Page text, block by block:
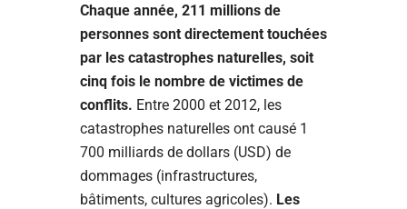
Chaque année, 211 millions de
personnes sont directement touchées
par les catastrophes naturelles, soit
cinq fois le nombre de victimes de
conflits. Entre 2000 et 2012, les
catastrophes naturelles ont causé 1
700 milliards de dollars (USD) de
dommages (infrastructures,
bâtiments, cultures agricoles). Les